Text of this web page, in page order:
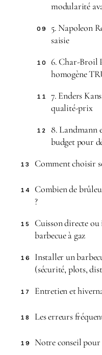
modularité
09
5. Napoleon
saisie
10
6. Char-Broil
homogène
11
7. Enders
qualité-prix
12
8. Landmann
budget pour
13 Comment choisir
14
Combien de
?
15
Cuisson directe
barbecue à gaz
16
Installer un
(sécurité, plots,
17 Entretien et
18 Les erreurs
19 Notre conseil